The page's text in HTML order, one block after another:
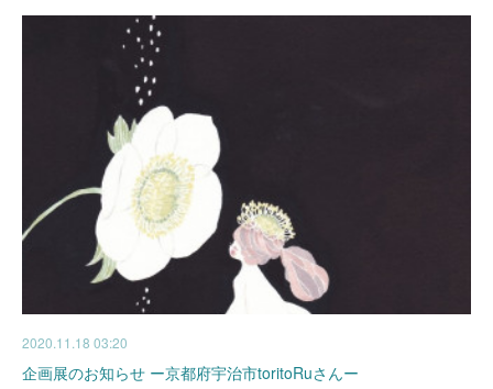
2020.11.18 03:20
企画展のお知らせ ー京都府宇治市toritoRuさんー